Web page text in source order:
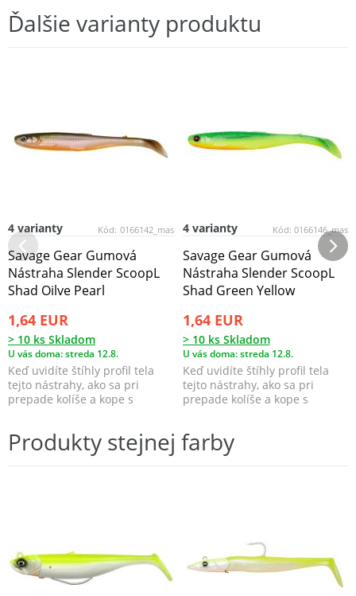
Ďalšie varianty produktu
Kód: 0166142_mas
4 varianty
Savage Gear Gumová
Nástraha Slender ScoopL
Shad Oilve Pearl
1,64 EUR
> 10 ks Skladom
U vás doma: streda 12.8.
Keď uvidíte štíhly profil tela
tejto nástrahy, ako sa pri
prepade kolíše a kope s
Kód: 0166146_mas
4 varianty
Savage Gear Gumová
Nástraha Slender ScoopL
Shad Green Yellow
1,64 EUR
> 10 ks Skladom
U vás doma: streda 12.8.
Keď uvidíte štíhly profil tela
tejto nástrahy, ako sa pri
prepade kolíše a kope s
Produkty stejnej farby